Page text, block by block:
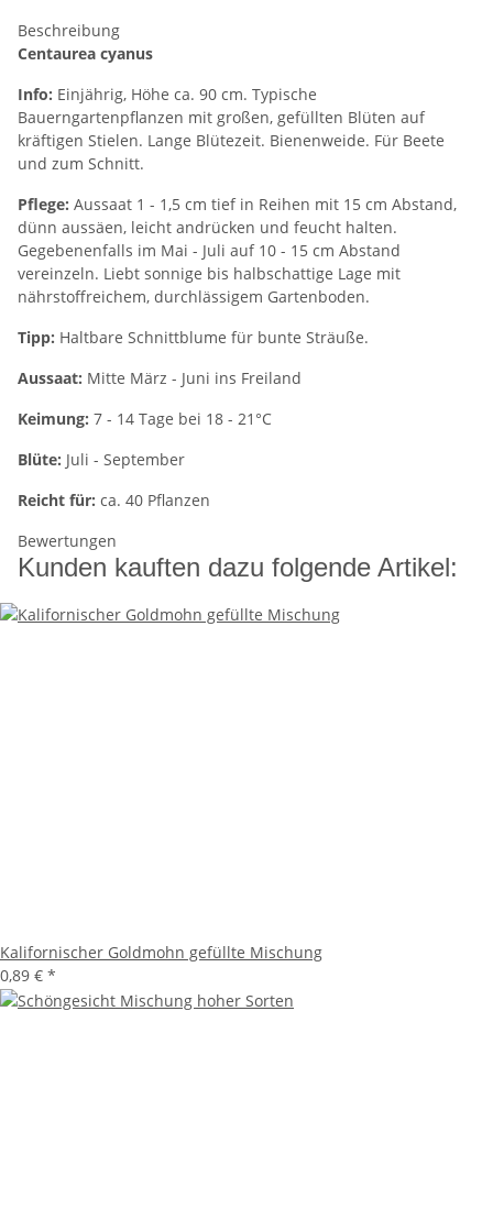
Beschreibung
Centaurea cyanus
Info: Einjährig, Höhe ca. 90 cm. Typische
Bauerngartenpflanzen mit großen, gefüllten Blüten auf
kräftigen Stielen. Lange Blütezeit. Bienenweide. Für Beete
und zum Schnitt.
Pflege: Aussaat 1 - 1,5 cm tief in Reihen mit 15 cm Abstand,
dünn aussäen, leicht andrücken und feucht halten.
Gegebenenfalls im Mai - Juli auf 10 - 15 cm Abstand
vereinzeln. Liebt sonnige bis halbschattige Lage mit
nährstoffreichem, durchlässigem Gartenboden.
Tipp: Haltbare Schnittblume für bunte Sträuße.
Aussaat: Mitte März - Juni ins Freiland
Keimung: 7 - 14 Tage bei 18 - 21°C
Blüte: Juli - September
Reicht für: ca. 40 Pflanzen
Bewertungen
Kunden kauften dazu folgende Artikel:
Kalifornischer Goldmohn gefüllte Mischung
0,89 € *